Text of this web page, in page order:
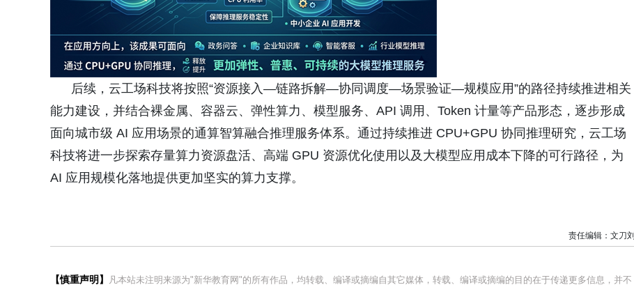
后续，云工场科技将按照“资源接入—链路拆解—协同调度—场景验证—规模应用”的路径持续推进相关
能力建设，并结合裸金属、容器云、弹性算力、模型服务、API 调用、Token 计量等产品形态，逐步形成
面向城市级 AI 应用场景的通算智算融合推理服务体系。通过持续推进 CPU+GPU 协同推理研究，云工场
科技将进一步探索存量算力资源盘活、高端 GPU 资源优化使用以及大模型应用成本下降的可行路径，为
AI 应用规模化落地提供更加坚实的算力支撑。
责任编辑：文刀刘
【慎重声明】 凡本站未注明来源为"新华教育网"的所有作品，均转载、编译或摘编自其它媒体，转载、编译或摘编的目的在于传递更多信息，并不